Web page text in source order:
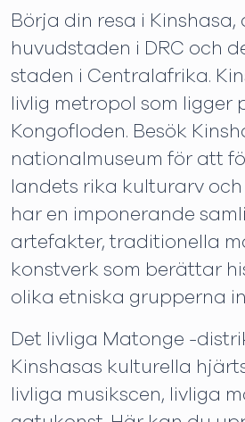
Börja din resa i
huvudstaden i DRC och
staden i Centralafrika.
livlig metropol som ligger
Kongofloden. Besök
nationalmuseum för att
landets rika kulturarv
har en imponerande
artefakter, traditionella
konstverk som berättar
olika etniska grupperna
Det livliga Matonge -
Kinshasas kulturella
livliga musikscen, livliga